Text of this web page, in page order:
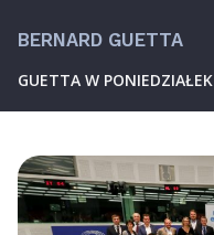
BERNARD GUETTA
GUETTA W PONIEDZIAŁEK